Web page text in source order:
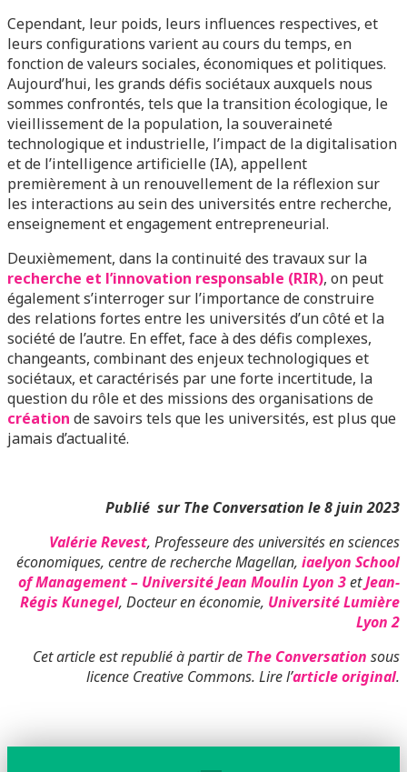
Cependant, leur poids, leurs influences respectives, et
leurs configurations varient au cours du temps, en
fonction de valeurs sociales, économiques et politiques.
Aujourd’hui, les grands défis sociétaux auxquels nous
sommes confrontés, tels que la transition écologique, le
vieillissement de la population, la souveraineté
technologique et industrielle, l’impact de la digitalisation
et de l’intelligence artificielle (IA), appellent
premièrement à un renouvellement de la réflexion sur
les interactions au sein des universités entre recherche,
enseignement et engagement entrepreneurial.
Deuxièmement, dans la continuité des travaux sur la
recherche et l’innovation responsable (RIR), on peut
également s’interroger sur l’importance de construire
des relations fortes entre les universités d’un côté et la
société de l’autre. En effet, face à des défis complexes,
changeants, combinant des enjeux technologiques et
sociétaux, et caractérisés par une forte incertitude, la
question du rôle et des missions des organisations de
création de savoirs tels que les universités, est plus que
jamais d’actualité.
Publié sur The Conversation le 8 juin 2023
Valérie Revest, Professeure des universités en sciences
économiques, centre de recherche Magellan, iaelyon School
of Management – Université Jean Moulin Lyon 3etJean-
Régis Kunegel, Docteur en économie, Université Lumière
Lyon 2
Cet article est republié à partir de The Conversation sous
licence Creative Commons. Lire l’article original.